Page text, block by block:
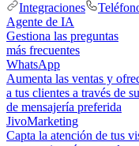
Integraciones
Agente de IA
Gestiona las preguntas
más frecuentes
WhatsApp
Aumenta las ventas y
a tus clientes a través de
de mensajería preferida
JivoMarketing
Capta la atención de tus